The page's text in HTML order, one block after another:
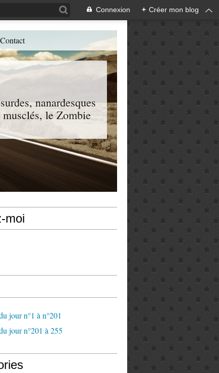
Connexion + Créer mon blog
nanardesques
le Zombie
Contact
moi
jour n°1 à n°201
jour n°201 à 255